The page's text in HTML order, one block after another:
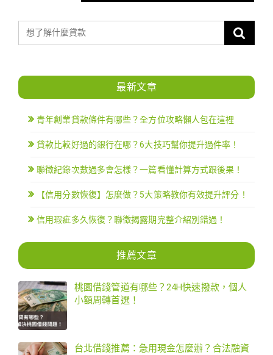
最新文章
青年創業貸款條件有哪些？全方位攻略懶人包在這裡
貸款比較好過的銀行在哪？6大技巧幫你提升過件率！
聯徵紀錄次數過多會怎樣？一篇看懂計算方式跟後果！
【信用分數恢復】怎麼做？5大策略教你有效提升評分！
信用瑕疵多久恢復？聯徵揭露期完整介紹別錯過！
推薦文章
桃園借錢管道有哪些？24H快速撥款，個人
小額周轉首選！
台北借錢推薦：急用現金怎麼辦？合法融資